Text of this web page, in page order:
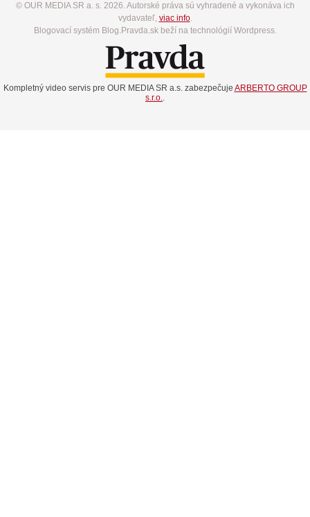
© OUR MEDIA SR a. s. 2026. Autorské práva sú vyhradené a vykonáva ich
vydavateľ, viac info.
Blogovací systém Blog.Pravda.sk beží na technológií Wordpress.
Kompletný video servis pre OUR MEDIA SR a.s. zabezpečuje ARBERTO GROUP
s.r.o..